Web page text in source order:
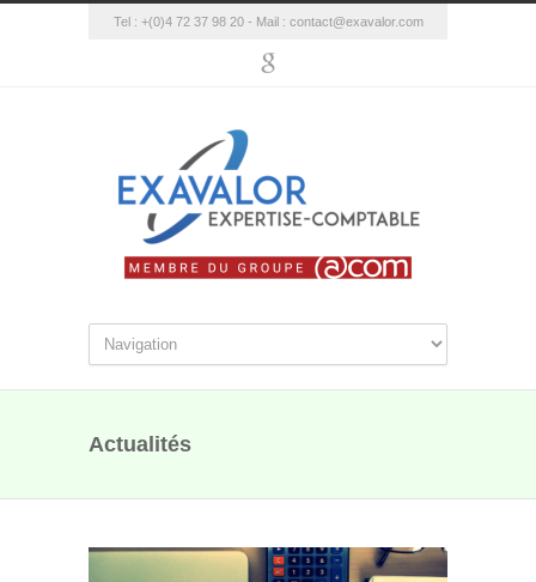
Tel : +(0)4 72 37 98 20 - Mail : contact@exavalor.com
Actualités